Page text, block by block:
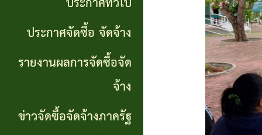
การ
บริหาร
จัดการ
เสี่ยง
ภายใน
ประกาศจัดซื้อ จัดจ้าง
รายงานผลการจัดซื้อจัด
จ้าง
ข่าวจัดซื้อจัดจ้างภาครัฐ